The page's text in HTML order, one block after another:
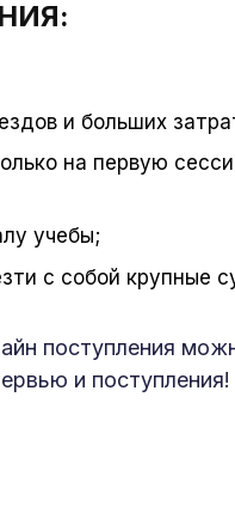
и больших
на первую
учебы;
с собой крупные
поступления
и поступления!